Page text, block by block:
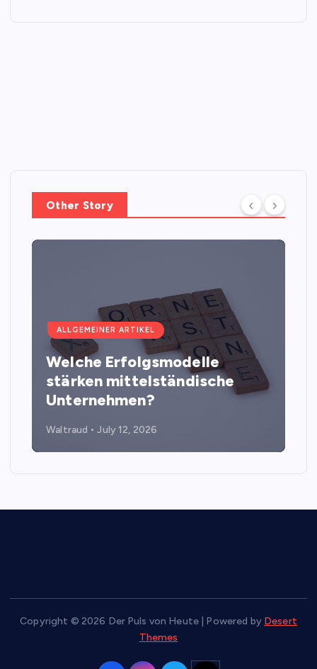
Other Story
ALLGEMEINER ARTIKEL
Welche Erfolgsmodelle
stärken mittelständische
Unternehmen?
Waltraud July 12, 2026
Copyright © 2026 Der Puls von Heute | Powered by Desert
Themes